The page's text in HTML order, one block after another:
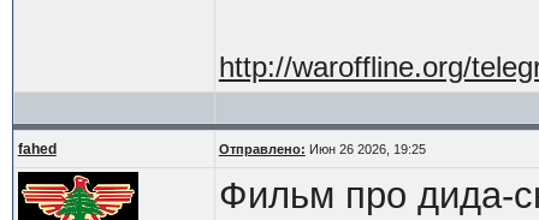
http://waroffline.org/
fahed Отправлено: Июн 26 2026, 19:25
Фильм про дида-